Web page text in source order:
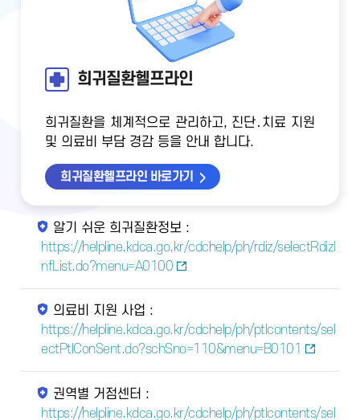
희귀질환헬프라인
희귀질환을 체계적으로 관리하고, 진단․치료 지원
및 의료비 부담 경감 등을 안내 합니다.
희귀질환헬프라인 바로가기
알기 쉬운 희귀질환정보 :
https://helpline.kdca.go.kr/cdchelp/ph/rdiz/selectRdizI
nfList.do?menu=A0100
의료비 지원 사업 :
https://helpline.kdca.go.kr/cdchelp/ph/ptlcontents/sel
ectPtlConSent.do?schSno=110&menu=B0101
권역별 거점센터 :
https://helpline.kdca.go.kr/cdchelp/ph/ptlcontents/sel